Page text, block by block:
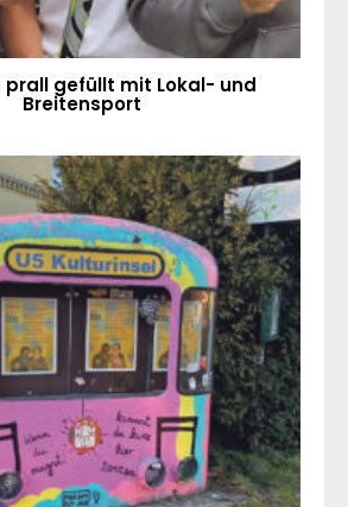
prall gefüllt mit Lokal- und
Breitensport